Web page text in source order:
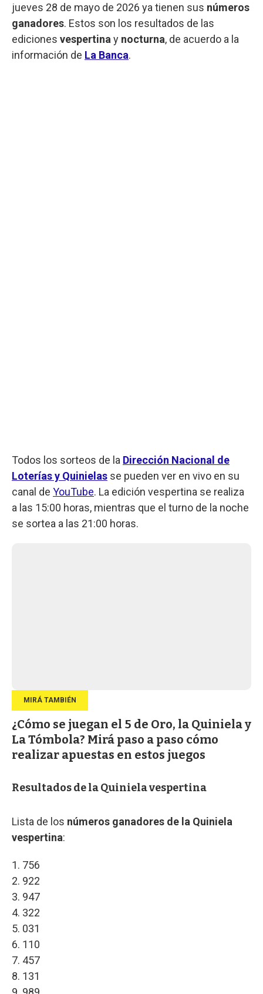
jueves 28 de mayo de 2026 ya tienen sus números
ganadores. Estos son los resultados de las
ediciones vespertina y nocturna, de acuerdo a la
información de La Banca.
Todos los sorteos de la Dirección Nacional de
Loterías y Quinielas se pueden ver en vivo en su
canal de YouTube. La edición vespertina se realiza
a las 15:00 horas, mientras que el turno de la noche
se sortea a las 21:00 horas.
¿Cómo se juegan el 5 de Oro, la Quiniela y
La Tómbola? Mirá paso a paso cómo
realizar apuestas en estos juegos
Resultados de la Quiniela vespertina
Lista de los números ganadores de la Quiniela
vespertina:
1. 756
2. 922
3. 947
4. 322
5. 031
6. 110
7. 457
8. 131